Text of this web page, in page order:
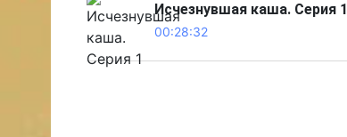
Исчезнувшая каша. Серия 1
00:28:32